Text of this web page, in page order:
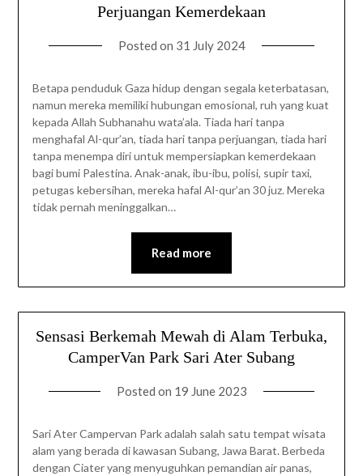
Perjuangan Kemerdekaan
Posted on 31 July 2024
Betapa penduduk Gaza hidup dengan segala keterbatasan,
namun mereka memiliki hubungan emosional, ruh yang kuat
kepada Allah Subhanahu wata’ala. Tiada hari tanpa
menghafal Al-qur’an, tiada hari tanpa perjuangan, tiada hari
tanpa menempa diri untuk mempersiapkan kemerdekaan
bagi bumi Palestina. Anak-anak, ibu-ibu, polisi, supir taxi,
petugas kebersihan, mereka hafal Al-qur’an 30 juz. Mereka
tidak pernah meninggalkan…
Read more
Sensasi Berkemah Mewah di Alam Terbuka,
CamperVan Park Sari Ater Subang
Posted on 19 June 2023
Sari Ater Campervan Park adalah salah satu tempat wisata
alam yang berada di kawasan Subang, Jawa Barat. Berbeda
dengan Ciater yang menyuguhkan pemandian air panas,